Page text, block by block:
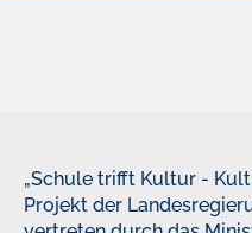
„Schule trifft Kultur -
Projekt der